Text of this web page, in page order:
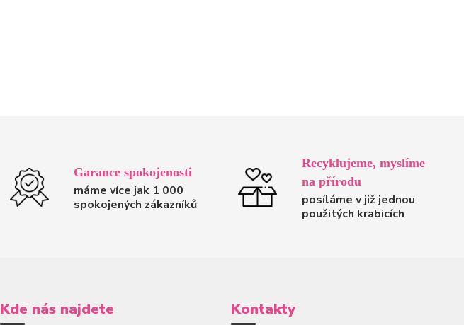
Garance spokojenosti
máme více jak 1 000
spokojených zákazníků
Recyklujeme, myslíme
na přírodu
posíláme v již jednou
použitých krabicích
Kde nás najdete Kontakty